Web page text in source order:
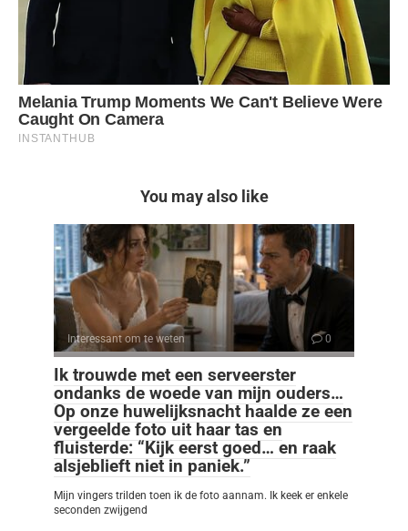
You may also like
Interessant om te weten 0
Ik trouwde met een serveerster
ondanks de woede van mijn ouders…
Op onze huwelijksnacht haalde ze een
vergeelde foto uit haar tas en
fluisterde: “Kijk eerst goed… en raak
alsjeblieft niet in paniek.”
Mijn vingers trilden toen ik de foto aannam. Ik keek er enkele
seconden zwijgend